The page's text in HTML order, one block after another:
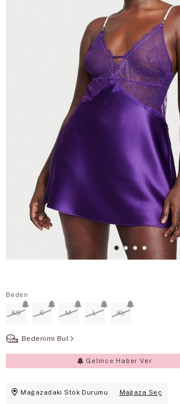
Beden
XS S M L XL
Bedenimi Bul
Gelince Haber Ver
Mağazadaki Stok Durumu Mağaza Seç